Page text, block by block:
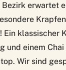
Bezirk erwartet
! Ein klassischer
und einem Chai
Wir sind